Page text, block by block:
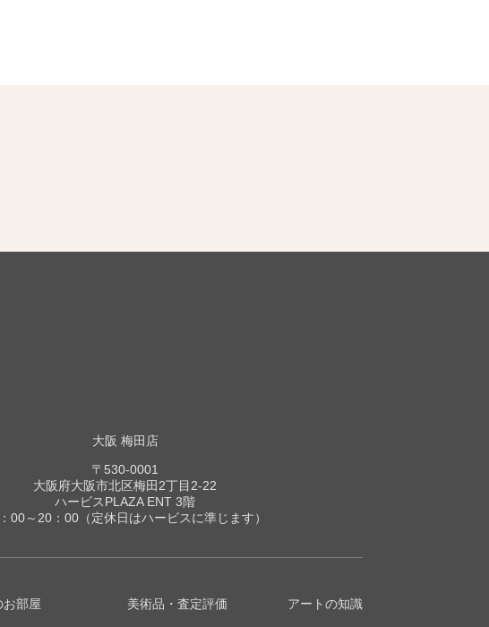
大阪 梅田店
〒530-0001
大阪府大阪市北区梅田2丁目2-22
ハービスPLAZA ENT 3階
00～20：00（定休日はハービスに準じます）
お部屋 美術品・査定評価 アートの知識